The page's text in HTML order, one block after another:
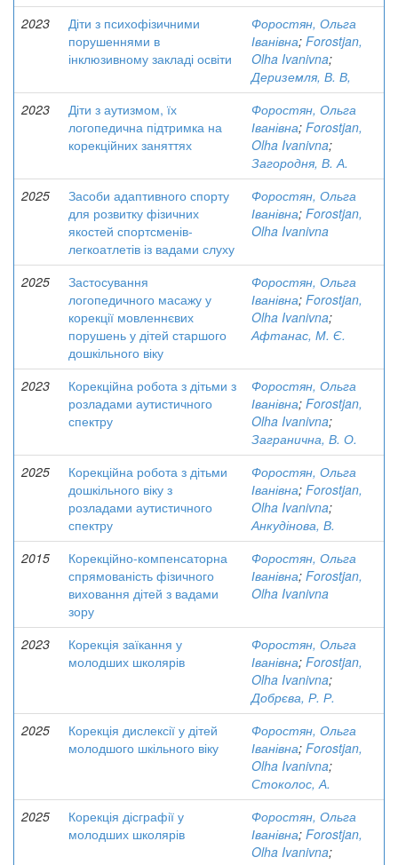
2023
Діти з психофізичними
порушеннями в
інклюзивному закладі освіти
Форостян, Ольга
Іванівна; Forostjan,
Olha Ivanivna;
Дериземля, В. В,
2023
Діти з аутизмом, їх
логопедична підтримка на
корекційних заняттях
Форостян, Ольга
Іванівна; Forostjan,
Olha Ivanivna;
Загородня, В. А.
2025
Засоби адаптивного спорту
для розвитку фізичних
якостей спортсменів-
легкоатлетів із вадами слуху
Форостян, Ольга
Іванівна; Forostjan,
Olha Ivanivna
2025
Застосування
логопедичного масажу у
корекції мовленнєвих
порушень у дітей старшого
дошкільного віку
Форостян, Ольга
Іванівна; Forostjan,
Olha Ivanivna;
Афтанас, М. Є.
2023
Корекційна робота з дітьми з
розладами аутистичного
спектру
Форостян, Ольга
Іванівна; Forostjan,
Olha Ivanivna;
Загранична, В. О.
2025
Корекційна робота з дітьми
дошкільного віку з
розладами аутистичного
спектру
Форостян, Ольга
Іванівна; Forostjan,
Olha Ivanivna;
Анкудінова, В.
2015
Корекційно-компенсаторна
спрямованість фізичного
виховання дітей з вадами
зору
Форостян, Ольга
Іванівна; Forostjan,
Olha Ivanivna
2023
Корекція заїкання у
молодших школярів
Форостян, Ольга
Іванівна; Forostjan,
Olha Ivanivna;
Добрєва, Р. Р.
2025
Корекція дислексії у дітей
молодшого шкільного віку
Форостян, Ольга
Іванівна; Forostjan,
Olha Ivanivna;
Стоколос, А.
2025
Корекція дісграфії у
молодших школярів
Форостян, Ольга
Іванівна; Forostjan,
Olha Ivanivna;